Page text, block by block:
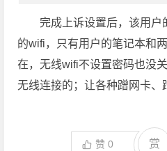
完成上诉设置后，该用户
的wifi，只有用户的笔记本和
在，无线wifi不设置密码也没
无线连接的；让各种蹭网卡、
赞0 赏